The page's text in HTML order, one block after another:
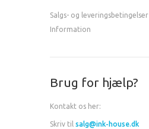
Salgs- og leveringsbetingelser
Information
Brug for hjælp?
Kontakt os her:
Skriv til salg@ink-house.dk